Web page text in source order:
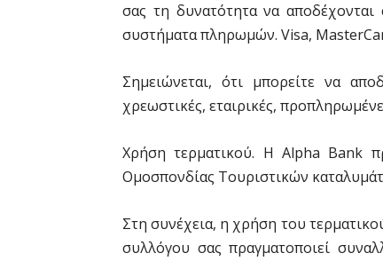
σας τη δυνατότητα να
συστήματα πληρωμών. Visa,
Σημειώνεται, ότι μπορείτε να
χρεωστικές, εταιρικές,
Χρήση τερματικού. Η Alpha Bank
Ομοσπονδίας Τουριστικών
Στη συνέχεια, η χρήση του
συλλόγου σας πραγματοποιεί